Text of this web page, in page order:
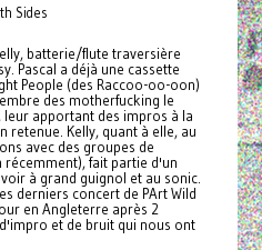
Sides
batterie/flute traversière
Pascal a déjà une cassette
People (des Raccoo-oo-oon)
des motherfucking le
apportant des impros à la
retenue. Kelly, quant à elle, au
avec des groupes de
récemment), fait partie d'un
à grand guignol et au sonic.
derniers concert de PArt Wild
en Angleterre après 2
et de bruit qui nous ont